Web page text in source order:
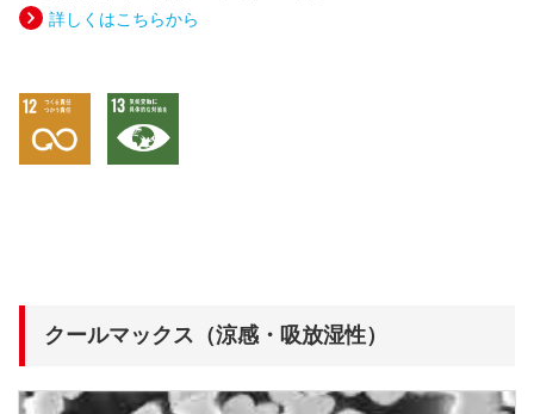
詳しくはこちらから
クールマックス（涼感・吸放湿性）